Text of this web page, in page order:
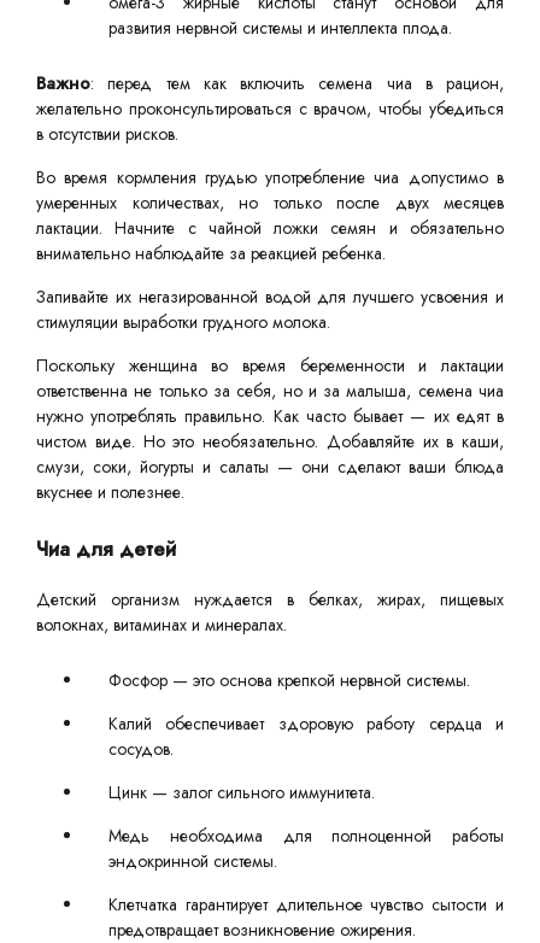
развития нервной системы и интеллекта плода.
Важно: перед тем как включить семена чиа в рацион,
желательно проконсультироваться с врачом, чтобы убедиться
в отсутствии рисков.
Во время кормления грудью употребление чиа допустимо в
умеренных количествах, но только после двух месяцев
лактации. Начните с чайной ложки семян и обязательно
внимательно наблюдайте за реакцией ребенка.
Запивайте их негазированной водой для лучшего усвоения и
стимуляции выработки грудного молока.
Поскольку женщина во время беременности и лактации
ответственна не только за себя, но и за малыша, семена чиа
нужно употреблять правильно. Как часто бывает — их едят в
чистом виде. Но это необязательно. Добавляйте их в каши,
смузи, соки, йогурты и салаты — они сделают ваши блюда
вкуснее и полезнее.
Чиа для детей
Детский организм нуждается в белках, жирах, пищевых
волокнах, витаминах и минералах.
Фосфор — это основа крепкой нервной системы.
Калий обеспечивает здоровую работу сердца и
сосудов.
Цинк — залог сильного иммунитета.
Медь необходима для полноценной работы
эндокринной системы.
Клетчатка гарантирует длительное чувство сытости и
предотвращает возникновение ожирения.